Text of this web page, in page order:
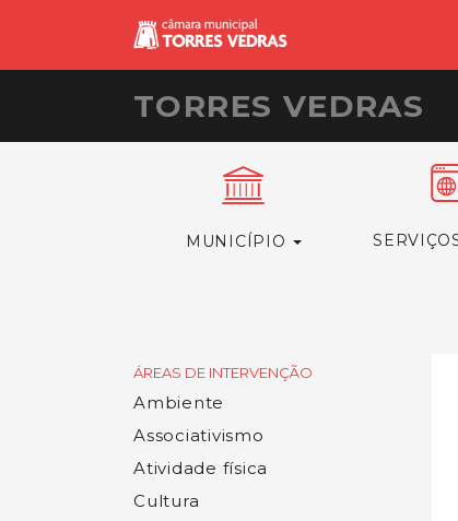
TORRES VEDRAS
MUNICÍPIO
ÁREAS DE INTERVENÇÃO
Ambiente
Associativismo
Atividade física
Cultura